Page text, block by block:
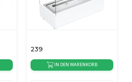
239
IN DEN WARENKORB